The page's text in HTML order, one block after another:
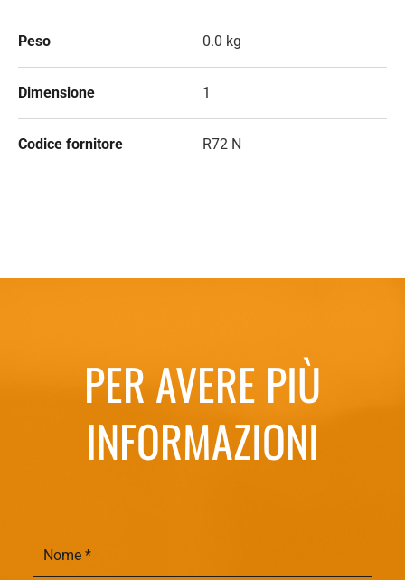
Peso 0.0 kg
Dimensione 1
Codice fornitore R72 N
PER AVERE PIÙ
INFORMAZIONI